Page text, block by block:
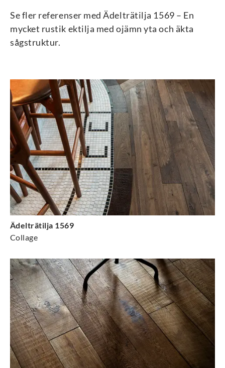
Se fler referenser med Ädelträtilja 1569 – En
mycket rustik ektilja med ojämn yta och äkta
sågstruktur.
Ädelträtilja 1569
Collage